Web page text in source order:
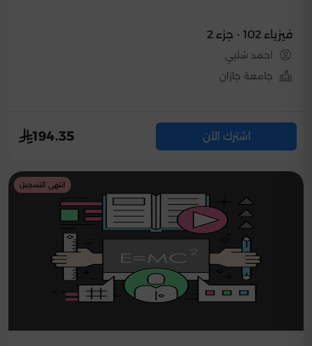
فيزياء 102 - جزء 2
احمد شلبي
جامعة جازان
اشترك الآن 194.35
انتهى التسجيل